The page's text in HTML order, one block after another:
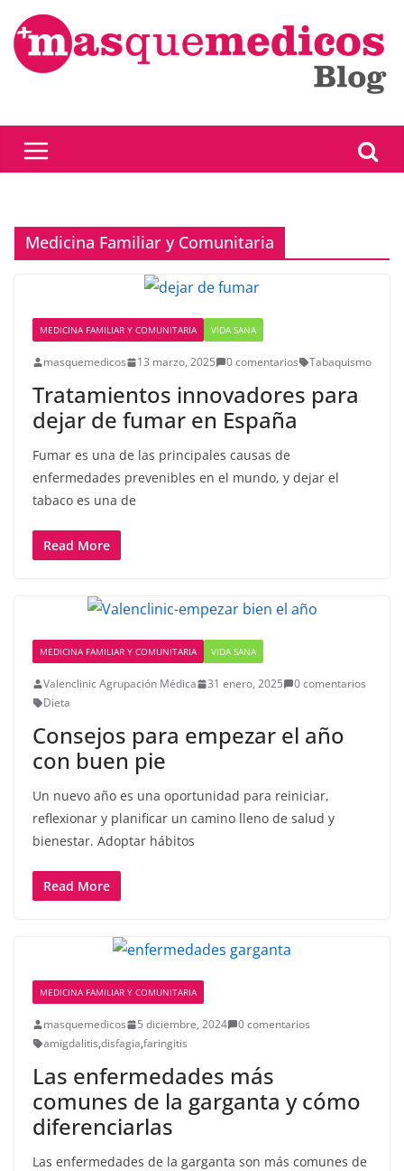
Saltar
contenido
Medicina Familiar y Comunitaria
MEDICINA FAMILIAR Y COMUNITARIA VIDA SANA
masquemedicos 13 marzo, 2025 0 comentarios Tabaquismo
Tratamientos innovadores para
dejar de fumar en España
Fumar es una de las principales causas de
enfermedades prevenibles en el mundo, y dejar el
tabaco es una de
Read More
MEDICINA FAMILIAR Y COMUNITARIA VIDA SANA
Valenclinic Agrupación Médica 31 enero, 2025
0 comentarios
Dieta
Consejos para empezar el año
con buen pie
Un nuevo año es una oportunidad para reiniciar,
reflexionar y planificar un camino lleno de salud y
bienestar. Adoptar hábitos
Read More
MEDICINA FAMILIAR Y COMUNITARIA
masquemedicos 5 diciembre, 2024
0 comentarios
amigdalitis,disfagia,faringitis
Las enfermedades más
comunes de la garganta y cómo
diferenciarlas
Las enfermedades de la garganta son más comunes de